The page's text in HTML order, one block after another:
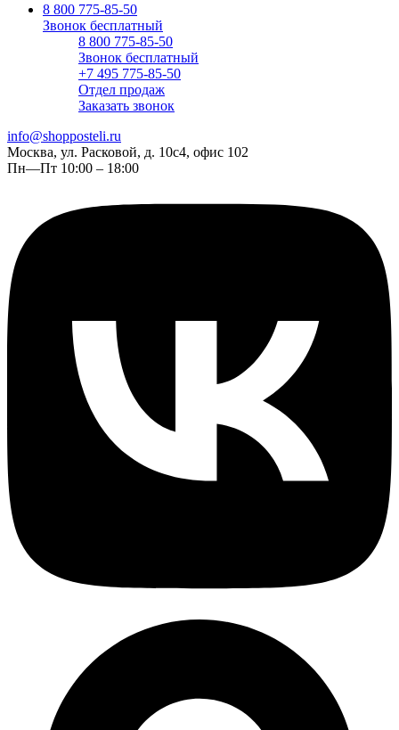
8 800 775-85-50
Звонок бесплатный
8 800 775-85-50
Звонок бесплатный
+7 495 775-85-50
Отдел продаж
Заказать звонок
info@shopposteli.ru
Москва, ул. Расковой, д. 10с4, офис 102
Пн—Пт 10:00 – 18:00